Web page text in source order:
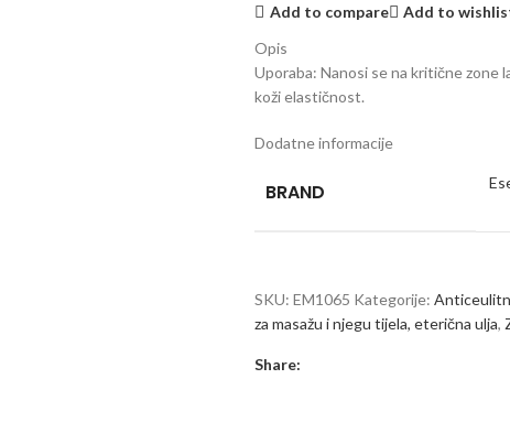
Add to compare
Add to
Opis
Uporaba: Nanosi se na kritične zone
koži elastičnost.
Dodatne informacije
BRAND
SKU: EM1065 Kategorije:
za masažu i njegu tijela, eterična ulja,
Share: